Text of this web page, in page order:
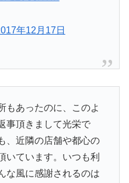
年12月17日
もあったのに、このよ
事頂きまして光栄で
、近隣の店舗や都心の
いています。いつも利
な風に感謝されるのは